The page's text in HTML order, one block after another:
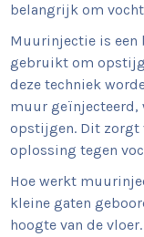
belangrijk om
Muurinjectie is een
gebruikt om
deze techniek
muur geïnjecteerd,
opstijgen. Dit zorgt
oplossing tegen
Hoe werkt
kleine gaten
hoogte van de